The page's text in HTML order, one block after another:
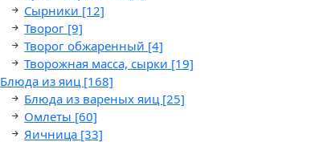
Сырники [12]
Творог [9]
Творог обжаренный [4]
Творожная масса, сырки [19]
Блюда из яиц [168]
Блюда из вареных яиц [25]
Омлеты [60]
Яичница [33]